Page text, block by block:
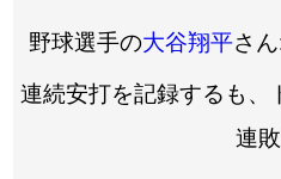
野球選手の大谷翔平さ
連続安打を記録するも、
連